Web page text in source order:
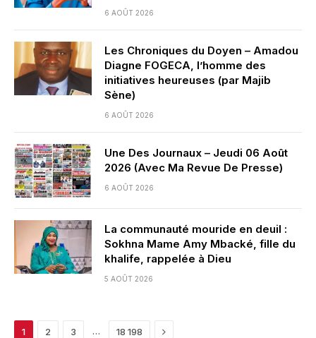
6 AOÛT 2026
Les Chroniques du Doyen – Amadou
Diagne FOGECA, l’homme des
initiatives heureuses (par Majib
Sène)
6 AOÛT 2026
Une Des Journaux – Jeudi 06 Août
2026 (Avec Ma Revue De Presse)
6 AOÛT 2026
La communauté mouride en deuil :
Sokhna Mame Amy Mbacké, fille du
khalife, rappelée à Dieu
5 AOÛT 2026
1 2 3 … 18 198 Next